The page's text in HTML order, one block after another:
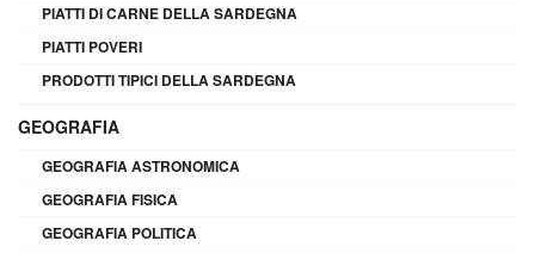
PIATTI DI CARNE DELLA SARDEGNA
PIATTI POVERI
PRODOTTI TIPICI DELLA SARDEGNA
GEOGRAFIA
GEOGRAFIA ASTRONOMICA
GEOGRAFIA FISICA
GEOGRAFIA POLITICA